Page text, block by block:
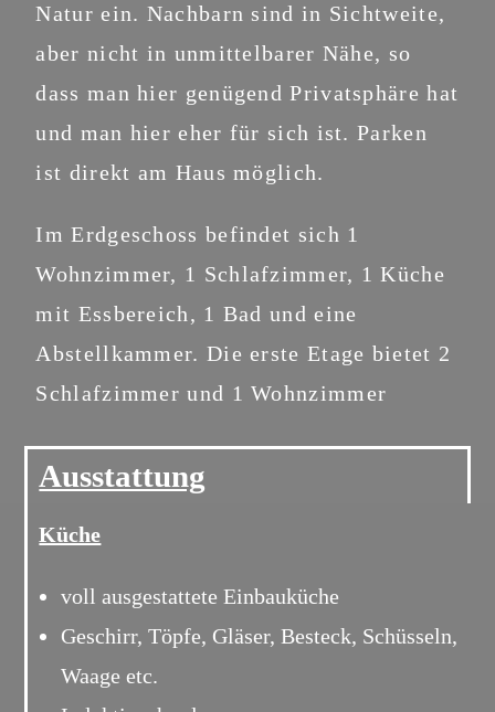
Natur ein. Nachbarn sind in Sichtweite,
aber nicht in unmittelbarer Nähe, so
dass man hier genügend Privatsphäre hat
und man hier eher für sich ist. Parken
ist direkt am Haus möglich.
Im Erdgeschoss befindet sich 1
Wohnzimmer, 1 Schlafzimmer, 1 Küche
mit Essbereich, 1 Bad und eine
Abstellkammer. Die erste Etage bietet 2
Schlafzimmer und 1 Wohnzimmer
Ausstattung
Küche
voll ausgestattete Einbauküche
Geschirr, Töpfe, Gläser, Besteck, Schüsseln,
Waage etc.